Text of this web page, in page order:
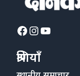
Facebook
Instagram
YouTube
श्रेणियाँ